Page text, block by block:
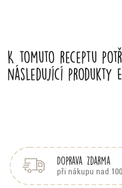
K tomuto receptu
následující produkty
Doprava zdarma
při nákupu nad